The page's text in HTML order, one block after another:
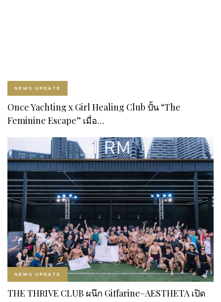
NEWS UPDATE
Once Yachting x Girl Healing Club ปั้น “The
Feminine Escape” เมื่อ…
NEWS UPDATE
THE THRIVE CLUB ผนึก Giffarine–AESTHETA เปิด